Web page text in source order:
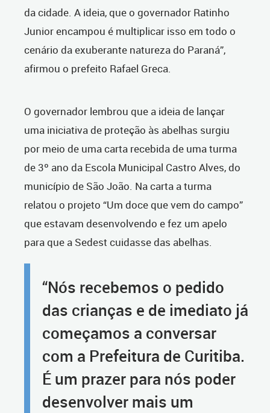
da cidade. A ideia, que o governador Ratinho
Junior encampou é multiplicar isso em todo o
cenário da exuberante natureza do Paraná”,
afirmou o prefeito Rafael Greca.
O governador lembrou que a ideia de lançar
uma iniciativa de proteção às abelhas surgiu
por meio de uma carta recebida de uma turma
de 3º ano da Escola Municipal Castro Alves, do
município de São João. Na carta a turma
relatou o projeto “Um doce que vem do campo”
que estavam desenvolvendo e fez um apelo
para que a Sedest cuidasse das abelhas.
“Nós recebemos o pedido
das crianças e de imediato já
começamos a conversar
com a Prefeitura de Curitiba.
É um prazer para nós poder
desenvolver mais um